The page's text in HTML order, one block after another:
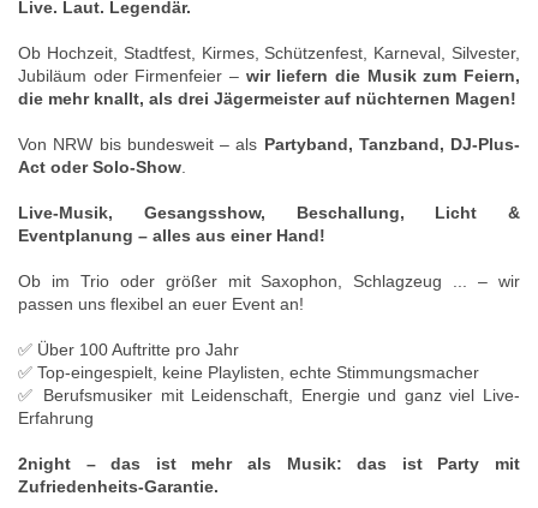
Live. Laut. Legendär.
Ob Hochzeit, Stadtfest, Kirmes, Schützenfest, Karneval, Silvester,
Jubiläum oder Firmenfeier – wir liefern die Musik zum Feiern,
die mehr knallt, als drei Jägermeister auf nüchternen Magen!
Von NRW bis bundesweit – als Partyband, Tanzband, DJ-Plus-
Act oder Solo-Show
Live-Musik, Gesangsshow, Beschallung, Licht &
Eventplanung – alles aus einer Hand!
Ob im Trio oder größer mit Saxophon, Schlagzeug ... – wir
passen uns flexibel an euer Event an!
✅ Über 100 Auftritte pro Jahr
✅ Top-eingespielt, keine Playlisten, echte Stimmungsmacher
✅ Berufsmusiker mit Leidenschaft, Energie und ganz viel Live-
Erfahrung
2night – das ist mehr als Musik: das ist Party mit
Zufriedenheits-Garantie.